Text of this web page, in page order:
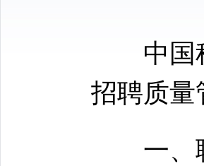
中国科
招聘质量
一、聘